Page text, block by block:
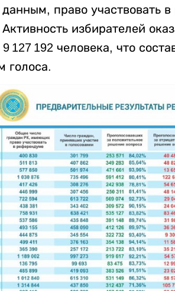
право участвовать
избирателей
127 192 человека, что
голоса.